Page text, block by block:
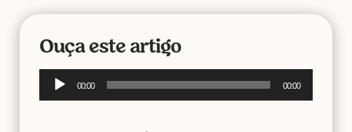
Ouça este artigo
Tocador
00:00 00:00